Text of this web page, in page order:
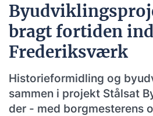
bragt fortiden
Frederiksværk
Historieformidling og
sammen i projekt Stålsat
der - med borgmesterens